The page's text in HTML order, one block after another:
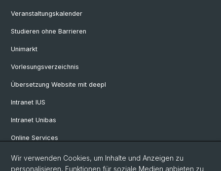
Veranstaltungskalender
Studieren ohne Barrieren
Unimarkt
Vorlesungsverzeichnis
Übersetzung Website mit deepl
Intranet IUS
Intranet Unibas
Online Services
Wir verwenden Cookies, um Inhalte und Anzeigen zu
personalisieren, Funktionen für soziale Medien anbieten zu